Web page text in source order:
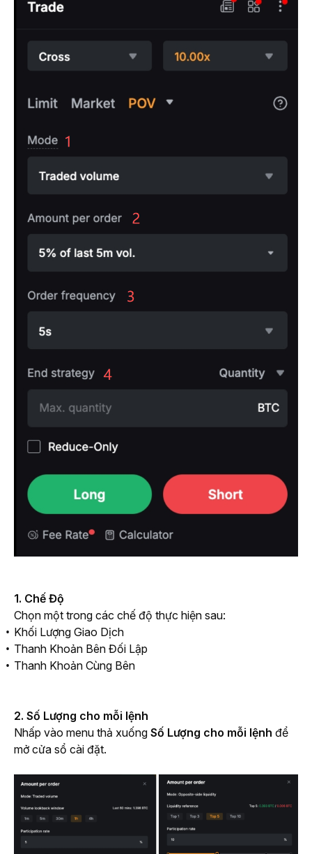
1. Chế Độ
Chọn một trong các chế độ thực hiện sau:
Khối Lượng Giao Dịch
Thanh Khoản Bên Đối Lập
Thanh Khoản Cùng Bên
2. Số Lượng cho mỗi lệnh
Nhấp vào menu thả xuống Số Lượng cho mỗi lệnh để
mở cửa sổ cài đặt.